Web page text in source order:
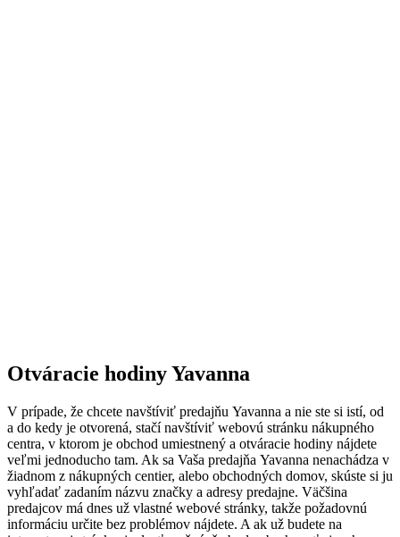
Otváracie hodiny Yavanna
V prípade, že chcete navštíviť predajňu Yavanna a nie ste si istí, od
a do kedy je otvorená, stačí navštíviť webovú stránku nákupného
centra, v ktorom je obchod umiestnený a otváracie hodiny nájdete
veľmi jednoducho tam. Ak sa Vaša predajňa Yavanna nenachádza v
žiadnom z nákupných centier, alebo obchodných domov, skúste si ju
vyhľadať zadaním názvu značky a adresy predajne. Väčšina
predajcov má dnes už vlastné webové stránky, takže požadovnú
informáciu určite bez problémov nájdete. A ak už budete na